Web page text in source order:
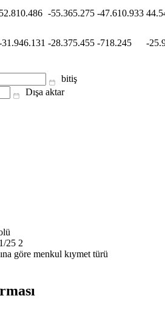
52.810.486 -55.365.275 -47.610.933
31.946.131 -28.375.455 -718.245 -
bitiş
Dışa aktar
25 2
göre menkul kıymet türü